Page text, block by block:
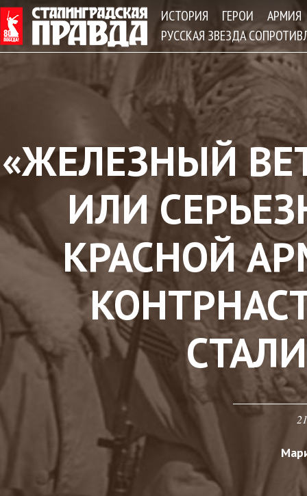
ИСТОРИЯ ГЕРОИ
АРМИЯ
РУССКАЯ ЗВЕЗДА
«ЖЕЛЕЗНЫЙ
ИЛИ
КРАСНОЙ